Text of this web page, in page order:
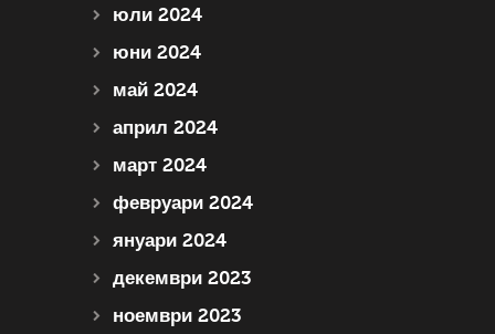
юли 2024
юни 2024
май 2024
април 2024
март 2024
февруари 2024
януари 2024
декември 2023
ноември 2023